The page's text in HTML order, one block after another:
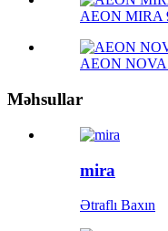
AEON MIRA
AEON
Məhsullar
mira
Ətraflı Baxın